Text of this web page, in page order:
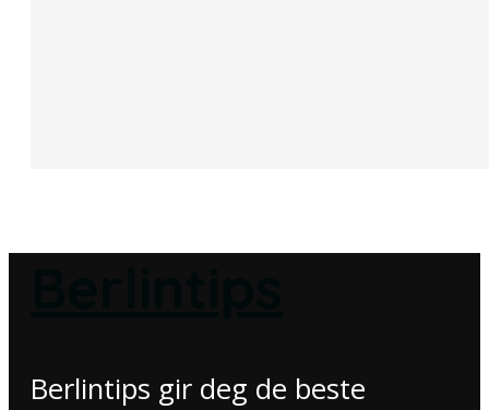
Berlintips gir deg de beste